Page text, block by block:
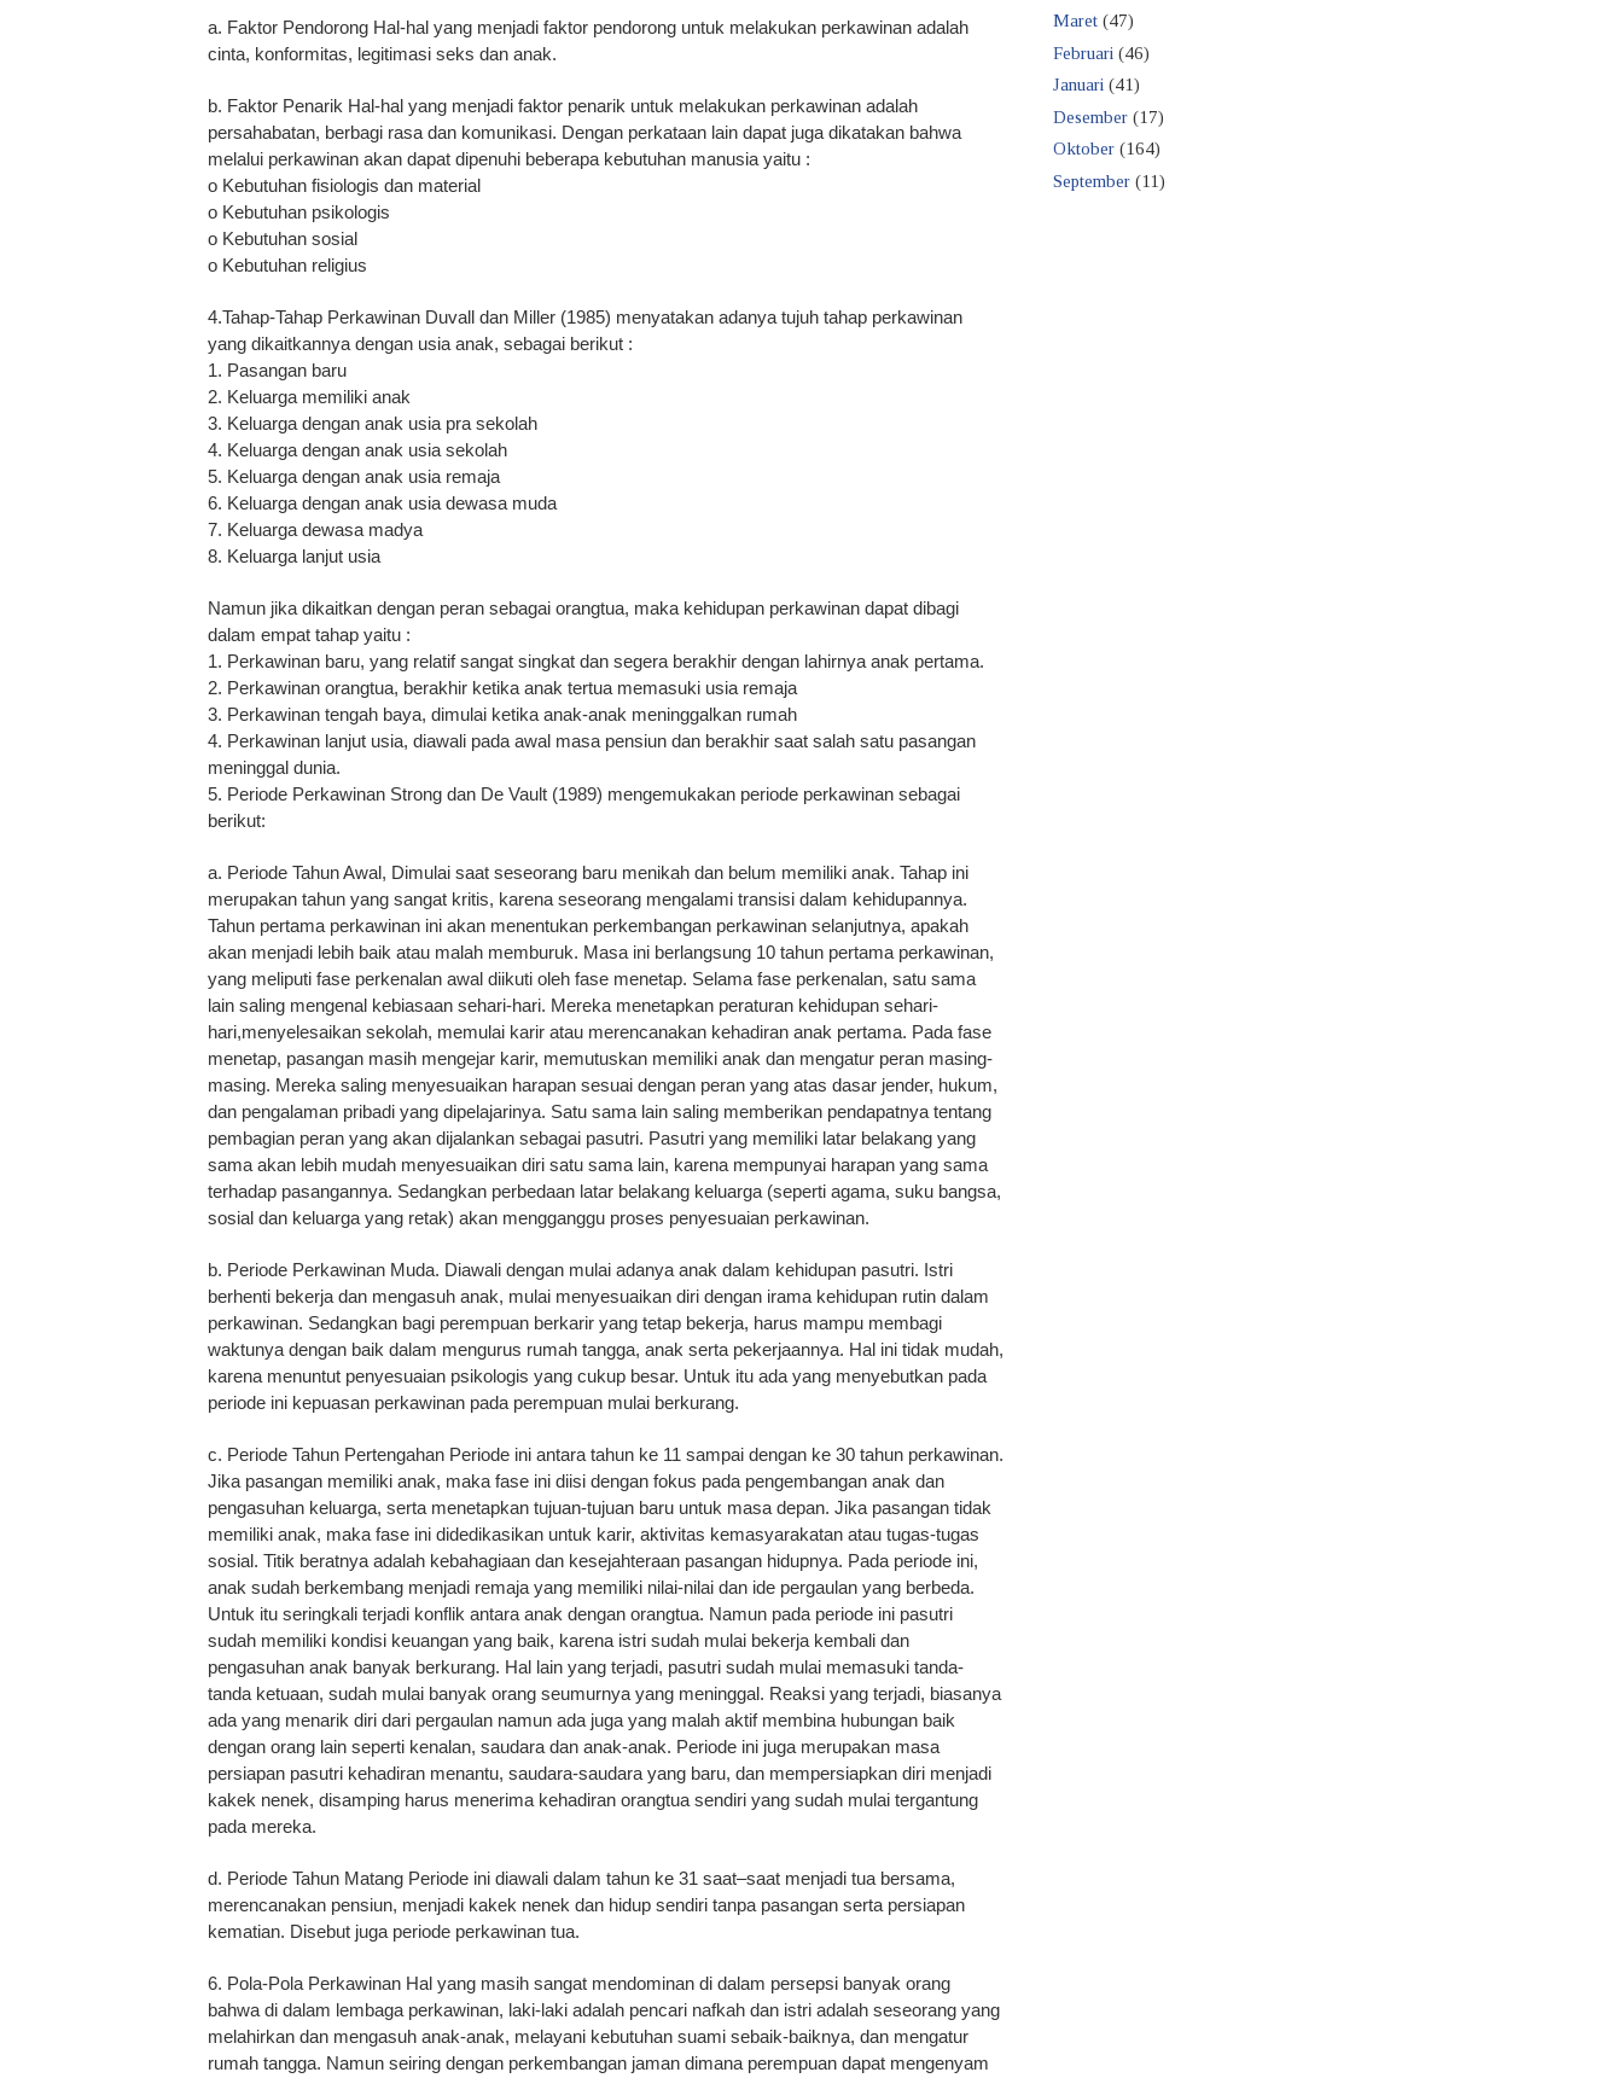
a. Faktor Pendorong Hal-hal yang menjadi faktor pendorong untuk melakukan perkawinan adalah
cinta, konformitas, legitimasi seks dan anak.
b. Faktor Penarik Hal-hal yang menjadi faktor penarik untuk melakukan perkawinan adalah
persahabatan, berbagi rasa dan komunikasi. Dengan perkataan lain dapat juga dikatakan bahwa
melalui perkawinan akan dapat dipenuhi beberapa kebutuhan manusia yaitu :
o Kebutuhan fisiologis dan material
o Kebutuhan psikologis
o Kebutuhan sosial
o Kebutuhan religius
4.Tahap-Tahap Perkawinan Duvall dan Miller (1985) menyatakan adanya tujuh tahap perkawinan
yang dikaitkannya dengan usia anak, sebagai berikut :
1. Pasangan baru
2. Keluarga memiliki anak
3. Keluarga dengan anak usia pra sekolah
4. Keluarga dengan anak usia sekolah
5. Keluarga dengan anak usia remaja
6. Keluarga dengan anak usia dewasa muda
7. Keluarga dewasa madya
8. Keluarga lanjut usia
Namun jika dikaitkan dengan peran sebagai orangtua, maka kehidupan perkawinan dapat dibagi
dalam empat tahap yaitu :
1. Perkawinan baru, yang relatif sangat singkat dan segera berakhir dengan lahirnya anak pertama.
2. Perkawinan orangtua, berakhir ketika anak tertua memasuki usia remaja
3. Perkawinan tengah baya, dimulai ketika anak-anak meninggalkan rumah
4. Perkawinan lanjut usia, diawali pada awal masa pensiun dan berakhir saat salah satu pasangan
meninggal dunia.
5. Periode Perkawinan Strong dan De Vault (1989) mengemukakan periode perkawinan sebagai
berikut:
a. Periode Tahun Awal, Dimulai saat seseorang baru menikah dan belum memiliki anak. Tahap ini
merupakan tahun yang sangat kritis, karena seseorang mengalami transisi dalam kehidupannya.
Tahun pertama perkawinan ini akan menentukan perkembangan perkawinan selanjutnya, apakah
akan menjadi lebih baik atau malah memburuk. Masa ini berlangsung 10 tahun pertama perkawinan,
yang meliputi fase perkenalan awal diikuti oleh fase menetap. Selama fase perkenalan, satu sama
lain saling mengenal kebiasaan sehari-hari. Mereka menetapkan peraturan kehidupan sehari-
hari,menyelesaikan sekolah, memulai karir atau merencanakan kehadiran anak pertama. Pada fase
menetap, pasangan masih mengejar karir, memutuskan memiliki anak dan mengatur peran masing-
masing. Mereka saling menyesuaikan harapan sesuai dengan peran yang atas dasar jender, hukum,
dan pengalaman pribadi yang dipelajarinya. Satu sama lain saling memberikan pendapatnya tentang
pembagian peran yang akan dijalankan sebagai pasutri. Pasutri yang memiliki latar belakang yang
sama akan lebih mudah menyesuaikan diri satu sama lain, karena mempunyai harapan yang sama
terhadap pasangannya. Sedangkan perbedaan latar belakang keluarga (seperti agama, suku bangsa,
sosial dan keluarga yang retak) akan mengganggu proses penyesuaian perkawinan.
b. Periode Perkawinan Muda. Diawali dengan mulai adanya anak dalam kehidupan pasutri. Istri
berhenti bekerja dan mengasuh anak, mulai menyesuaikan diri dengan irama kehidupan rutin dalam
perkawinan. Sedangkan bagi perempuan berkarir yang tetap bekerja, harus mampu membagi
waktunya dengan baik dalam mengurus rumah tangga, anak serta pekerjaannya. Hal ini tidak mudah,
karena menuntut penyesuaian psikologis yang cukup besar. Untuk itu ada yang menyebutkan pada
periode ini kepuasan perkawinan pada perempuan mulai berkurang.
c. Periode Tahun Pertengahan Periode ini antara tahun ke 11 sampai dengan ke 30 tahun perkawinan.
Jika pasangan memiliki anak, maka fase ini diisi dengan fokus pada pengembangan anak dan
pengasuhan keluarga, serta menetapkan tujuan-tujuan baru untuk masa depan. Jika pasangan tidak
memiliki anak, maka fase ini didedikasikan untuk karir, aktivitas kemasyarakatan atau tugas-tugas
sosial. Titik beratnya adalah kebahagiaan dan kesejahteraan pasangan hidupnya. Pada periode ini,
anak sudah berkembang menjadi remaja yang memiliki nilai-nilai dan ide pergaulan yang berbeda.
Untuk itu seringkali terjadi konflik antara anak dengan orangtua. Namun pada periode ini pasutri
sudah memiliki kondisi keuangan yang baik, karena istri sudah mulai bekerja kembali dan
pengasuhan anak banyak berkurang. Hal lain yang terjadi, pasutri sudah mulai memasuki tanda-
tanda ketuaan, sudah mulai banyak orang seumurnya yang meninggal. Reaksi yang terjadi, biasanya
ada yang menarik diri dari pergaulan namun ada juga yang malah aktif membina hubungan baik
dengan orang lain seperti kenalan, saudara dan anak-anak. Periode ini juga merupakan masa
persiapan pasutri kehadiran menantu, saudara-saudara yang baru, dan mempersiapkan diri menjadi
kakek nenek, disamping harus menerima kehadiran orangtua sendiri yang sudah mulai tergantung
pada mereka.
d. Periode Tahun Matang Periode ini diawali dalam tahun ke 31 saat–saat menjadi tua bersama,
merencanakan pensiun, menjadi kakek nenek dan hidup sendiri tanpa pasangan serta persiapan
kematian. Disebut juga periode perkawinan tua.
6. Pola-Pola Perkawinan Hal yang masih sangat mendominan di dalam persepsi banyak orang
bahwa di dalam lembaga perkawinan, laki-laki adalah pencari nafkah dan istri adalah seseorang yang
melahirkan dan mengasuh anak-anak, melayani kebutuhan suami sebaik-baiknya, dan mengatur
rumah tangga. Namun seiring dengan perkembangan jaman dimana perempuan dapat mengenyam
Maret (47)
Februari (46)
Januari (41)
Desember (17)
Oktober (164)
September (11)